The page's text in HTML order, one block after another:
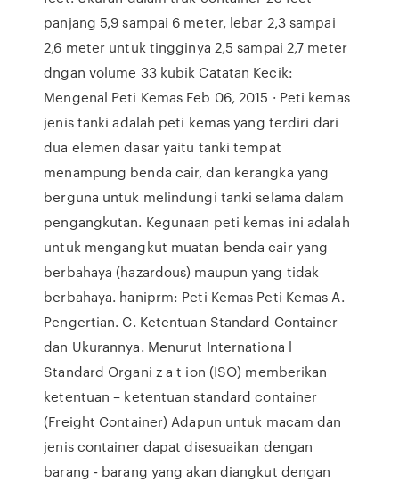
panjang 5,9 sampai 6 meter, lebar 2,3 sampai
2,6 meter untuk tingginya 2,5 sampai 2,7 meter
dngan volume 33 kubik Catatan Kecik:
Mengenal Peti Kemas Feb 06, 2015 · Peti kemas
jenis tanki adalah peti kemas yang terdiri dari
dua elemen dasar yaitu tanki tempat
menampung benda cair, dan kerangka yang
berguna untuk melindungi tanki selama dalam
pengangkutan. Kegunaan peti kemas ini adalah
untuk mengangkut muatan benda cair yang
berbahaya (hazardous) maupun yang tidak
berbahaya. haniprm: Peti Kemas Peti Kemas A.
Pengertian. C. Ketentuan Standard Container
dan Ukurannya. Menurut Internationa l
Standard Organi z a t ion (ISO) memberikan
ketentuan – ketentuan standard container
(Freight Container) Adapun untuk macam dan
jenis container dapat disesuaikan dengan
barang - barang yang akan diangkut dengan